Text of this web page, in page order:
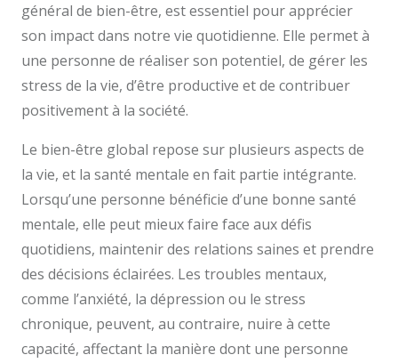
général de bien-être, est essentiel pour apprécier
son impact dans notre vie quotidienne. Elle permet à
une personne de réaliser son potentiel, de gérer les
stress de la vie, d’être productive et de contribuer
positivement à la société.
Le bien-être global repose sur plusieurs aspects de
la vie, et la santé mentale en fait partie intégrante.
Lorsqu’une personne bénéficie d’une bonne santé
mentale, elle peut mieux faire face aux défis
quotidiens, maintenir des relations saines et prendre
des décisions éclairées. Les troubles mentaux,
comme l’anxiété, la dépression ou le stress
chronique, peuvent, au contraire, nuire à cette
capacité, affectant la manière dont une personne